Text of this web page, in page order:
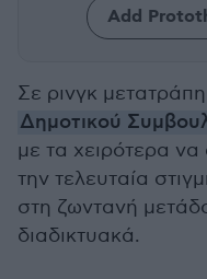
Add
Σε ρινγκ
Δημοτικού
με τα χειρότερα να
την τελευταία
στη ζωντανή
διαδικτυακά.